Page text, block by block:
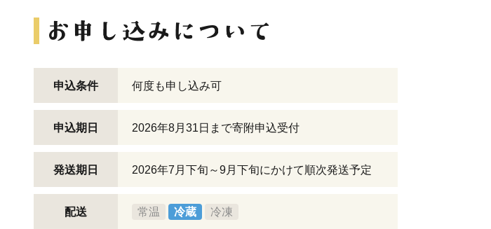
申込条件 何度も申し込み可
申込期日 2026年8月31日まで寄附申込受付
発送期日 2026年7月下旬～9月下旬にかけて順次発送予定
配送 常温 冷蔵 冷凍